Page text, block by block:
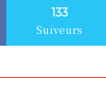
133
Suiveurs